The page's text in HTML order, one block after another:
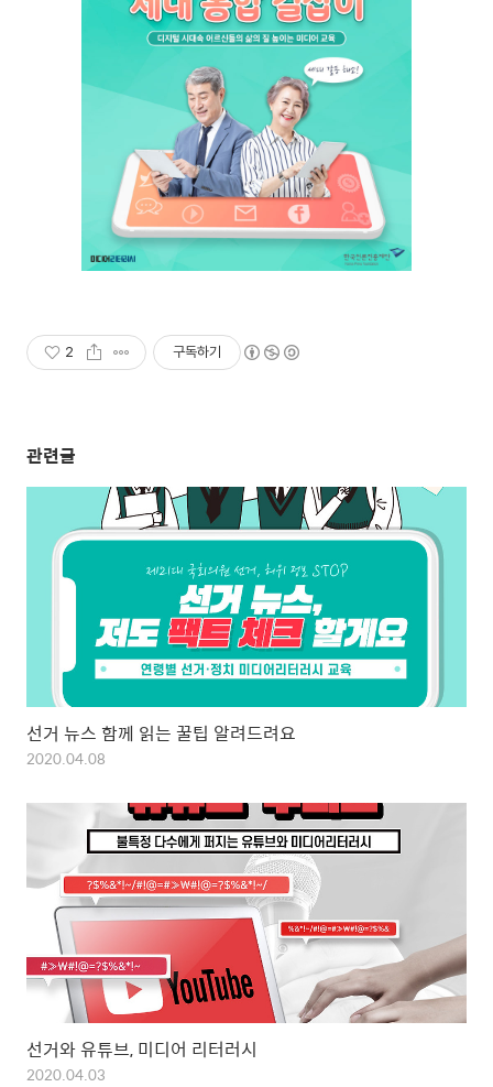
2 구독하기
관련글
선거 뉴스 함께 읽는 꿀팁 알려드려요
2020.04.08
선거와 유튜브, 미디어 리터러시
2020.04.03